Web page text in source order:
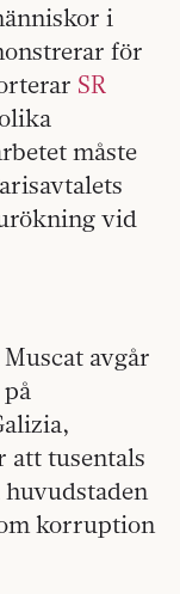
i
för
SR
måste
vid
avgår
att tusentals
korruption